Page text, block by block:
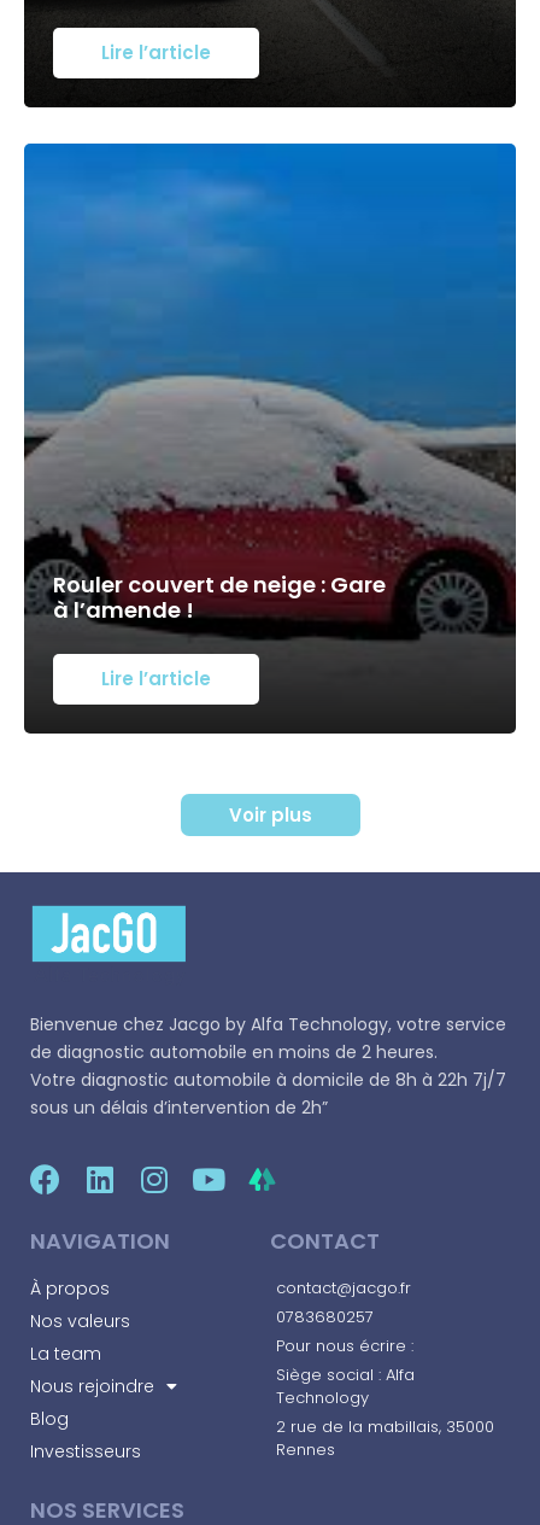
Lire l’article
Rouler couvert de neige : Gare
à l’amende !
Lire l’article
Voir plus
Bienvenue chez Jacgo by Alfa Technology, votre service
de diagnostic automobile en moins de 2 heures.
Votre diagnostic automobile à domicile de 8h à 22h 7j/7
sous un délais d’intervention de 2h”
NAVIGATION
À propos
Nos valeurs
La team
Nous rejoindre
Blog
Investisseurs
CONTACT
contact@jacgo.fr
0783680257
Pour nous écrire :
Siège social : Alfa
Technology
2 rue de la mabillais, 35000
Rennes​
NOS SERVICES